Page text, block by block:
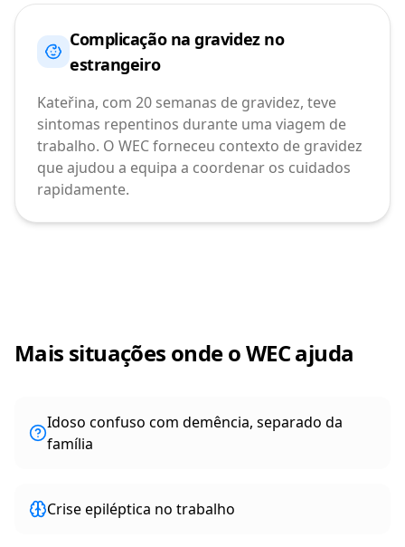
Complicação na gravidez no
estrangeiro
Kateřina, com 20 semanas de gravidez, teve
sintomas repentinos durante uma viagem de
trabalho. O WEC forneceu contexto de gravidez
que ajudou a equipa a coordenar os cuidados
rapidamente.
Mais situações onde o WEC ajuda
Idoso confuso com demência, separado da
família
Crise epiléptica no trabalho